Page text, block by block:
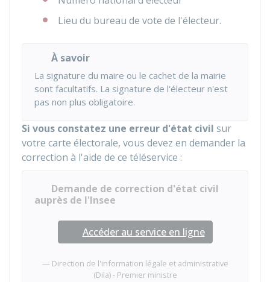
Lieu du bureau de vote de l'électeur.
À savoir
La signature du maire ou le cachet de la mairie
sont facultatifs. La signature de l'électeur n'est
pas non plus obligatoire.
Si vous constatez une erreur d'état civil sur
votre carte électorale, vous devez en demander la
correction à l'aide de ce téléservice :
Demande de correction d'état civil
auprès de l'Insee
Accéder au service en ligne
Direction de l'information légale et administrative
(Dila) - Premier ministre